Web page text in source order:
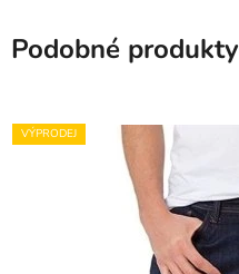
Podobné produkty
VÝPRODEJ